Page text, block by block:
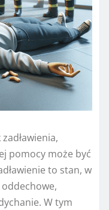
pomocy może być
to stan, w
W tym